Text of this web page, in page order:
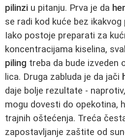
pilinzi u pitanju. Prva je da
se radi kod kuće bez
Iako postoje preparati za
koncentracijama kiselina,
piling treba da bude izveden
lica. Druga zabluda je da jači
daje bolje rezultate -
mogu dovesti do opekotina,
trajnih oštećenja. Treća
zapostavljanje zaštite od